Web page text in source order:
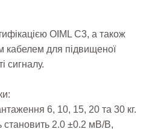
OIML C3, а також
кабелем для підвищеної
сигналу.
6, 10, 15, 20 та 30 кг.
становить 2.0 ±0.2 мВ/В,